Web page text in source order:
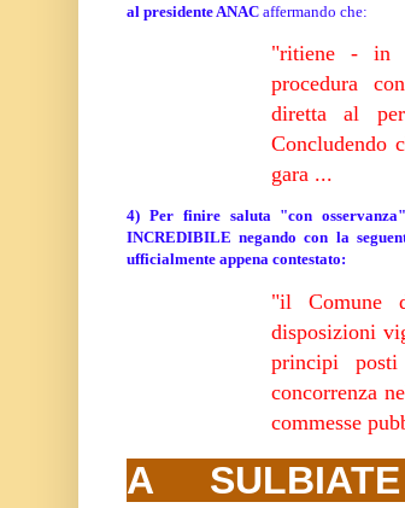
al presidente ANAC affermando che:
"ritiene - in
procedura
diretta al
Concludendo
gara ...
4) Per finire saluta "con
INCREDIBILE negando con la
ufficialmente appena contestato:
"il Comune
disposizioni
principi
concorrenza
commesse
A